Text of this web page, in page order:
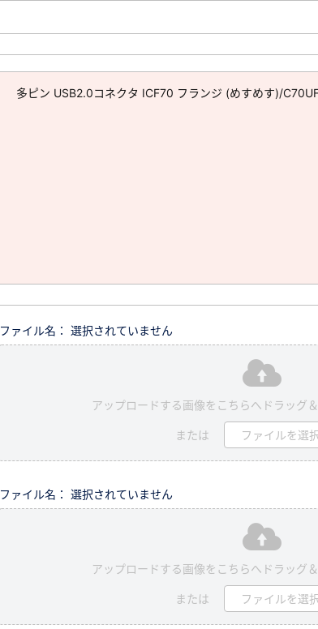
ファイル名： 選択されていません
アップロードする画像をこちらへドラッグ
または ファイルを選
ファイル名： 選択されていません
アップロードする画像をこちらへドラッグ
または ファイルを選